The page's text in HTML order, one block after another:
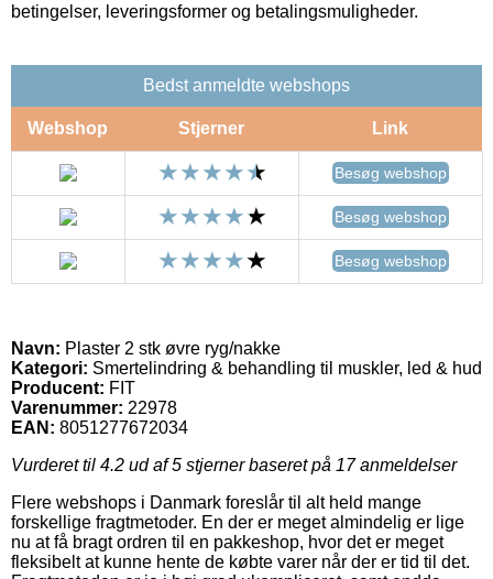
betingelser, leveringsformer og betalingsmuligheder.
Bedst anmeldte webshops
Webshop Stjerner Link
Besøg webshop
Besøg webshop
Besøg webshop
Navn: Plaster 2 stk øvre ryg/nakke
Kategori: Smertelindring & behandling til muskler, led & hud
Producent: FIT
Varenummer: 22978
EAN: 8051277672034
Vurderet til 4.2 ud af 5 stjerner baseret på 17anmeldelser
Flere webshops i Danmark foreslår til alt held mange
forskellige fragtmetoder. En der er meget almindelig er lige
nu at få bragt ordren til en pakkeshop, hvor det er meget
fleksibelt at kunne hente de købte varer når der er tid til det.